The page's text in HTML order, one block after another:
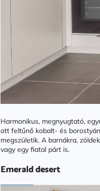
Harmonikus, megnyugtató,
ott feltűnő kobalt- és
megszületik. A barnákra,
vagy egy fiatal párt is.
Emerald desert